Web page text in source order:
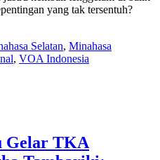
yang tak tersentuh?
Selatan, Minahasa
, VOA Indonesia
Gelar TKA